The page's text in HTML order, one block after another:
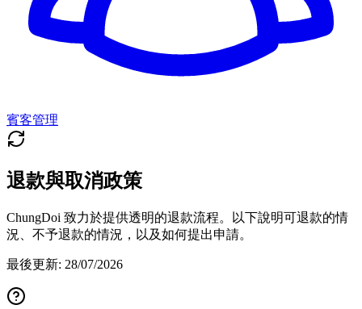
賓客管理
退款與取消政策
ChungDoi 致力於提供透明的退款流程。以下說明可退款的情
況、不予退款的情況，以及如何提出申請。
最後更新: 28/07/2026